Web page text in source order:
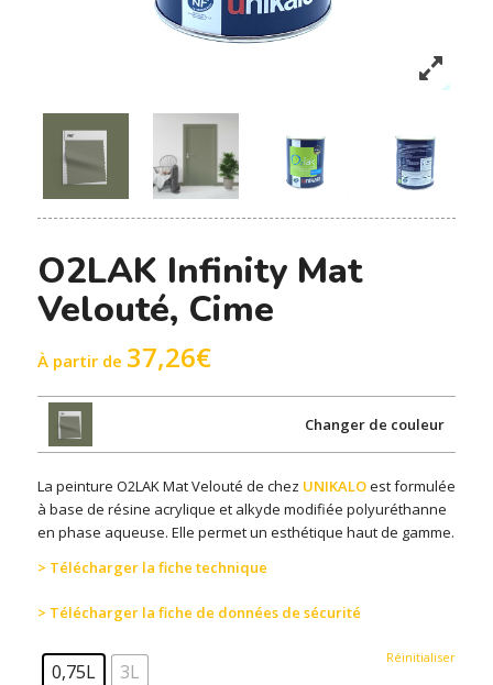
O2LAK Infinity Mat
Velouté, Cime
À partir de 37,26€
Changer de couleur
La peinture O2LAK Mat Velouté de chez UNIKALOest formulée
à base de résine acrylique et alkyde modifiée polyuréthanne
en phase aqueuse. Elle permet un esthétique haut de gamme.
> Télécharger la fiche technique
> Télécharger la fiche de données de sécurité
0,75L 3L
Réinitialiser